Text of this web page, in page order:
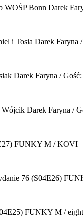
WOŚP Bonn Darek
i Tosia Darek Faryna
Darek Faryna /
Wójcik Darek Faryna /
FUNKY M / KOVI
76 (S04E26)
FUNKY M /